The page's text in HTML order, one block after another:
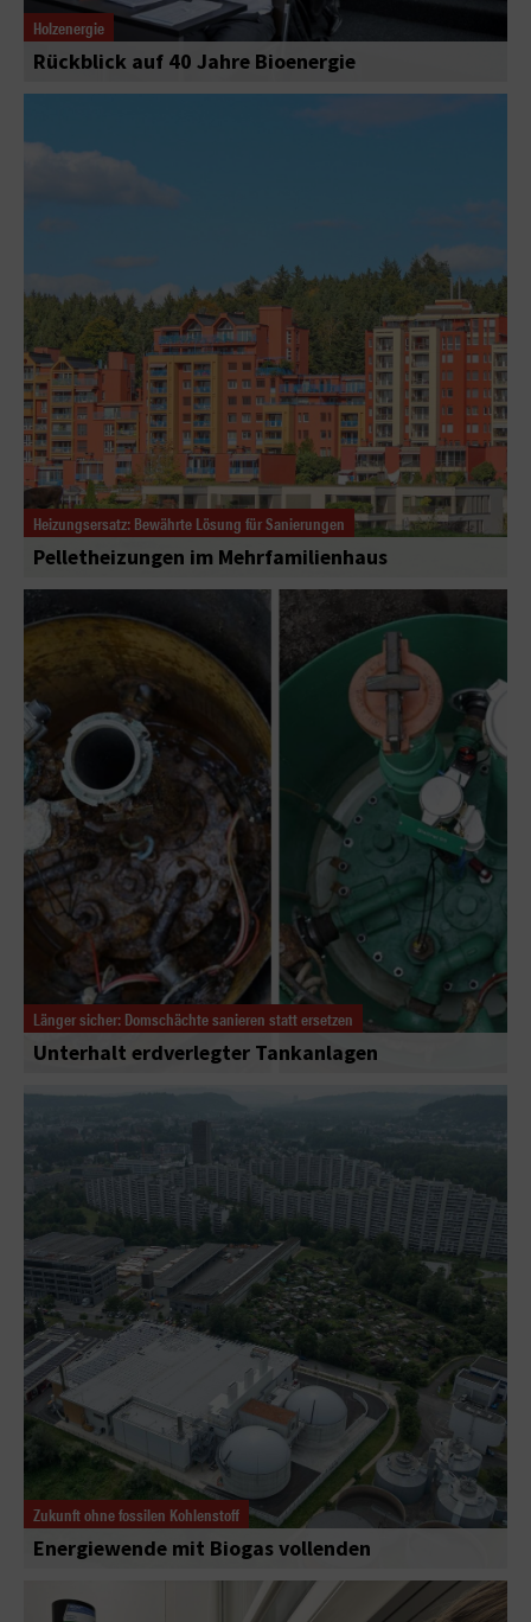
Holzenergie
Rückblick auf 40 Jahre Bioenergie
Heizungsersatz: Bewährte Lösung für Sanierungen
Pelletheizungen im Mehrfamilienhaus
Länger sicher: Domschächte sanieren statt ersetzen
Unterhalt erdverlegter Tankanlagen
Zukunft ohne fossilen Kohlenstoff
Energiewende mit Biogas vollenden